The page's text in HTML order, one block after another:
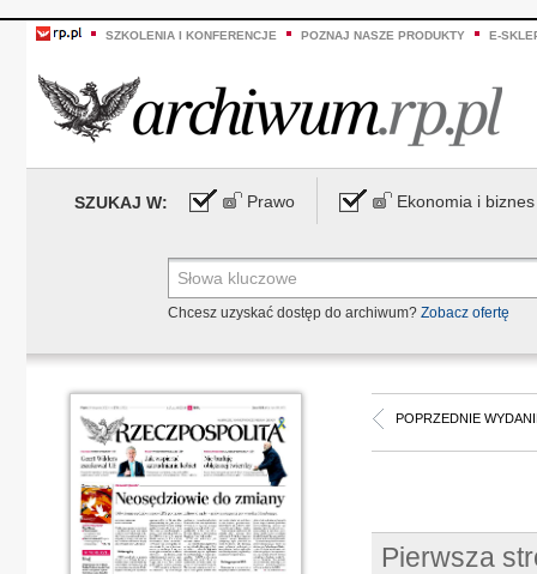
SZKOLENIA I KONFERENCJE POZNAJ NASZE PRODUKTY E-
SZUKAJ W: Prawo Ekonomia i biznes
Chcesz uzyskać dostęp do archiwum? Zobacz ofertę
POPRZEDNIE
Pierwsza